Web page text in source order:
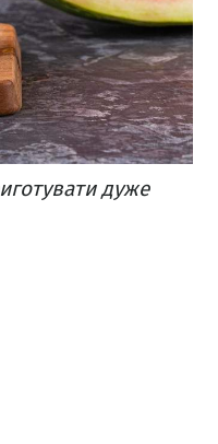
дуже